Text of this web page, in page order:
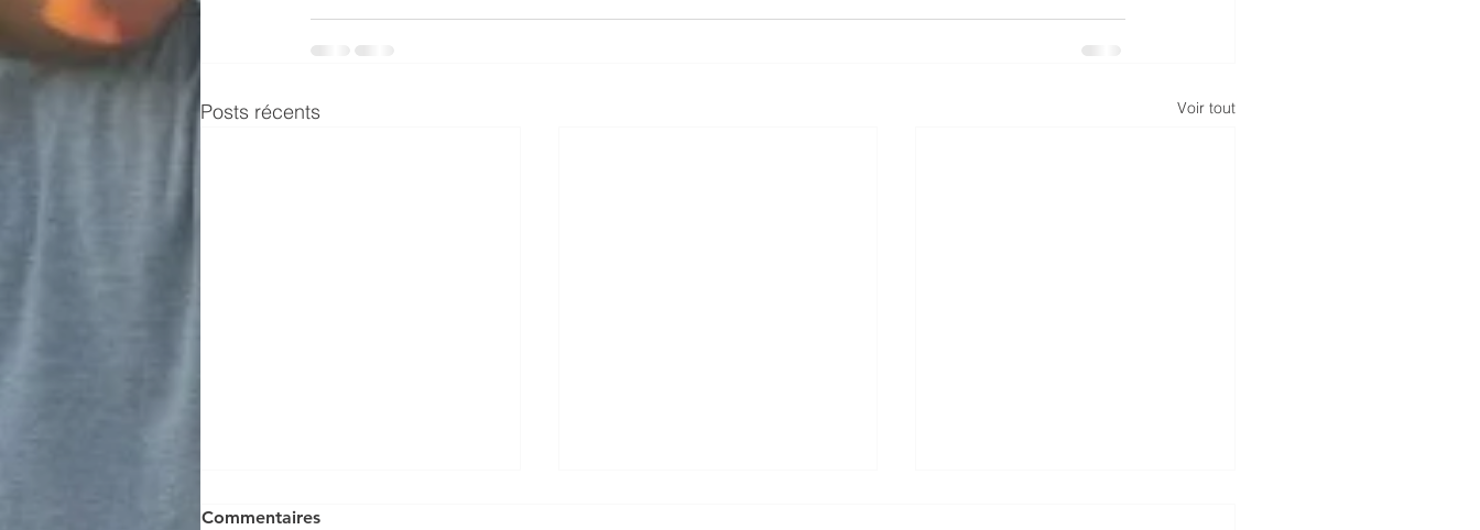
Posts récents Voir tout
Commentaires